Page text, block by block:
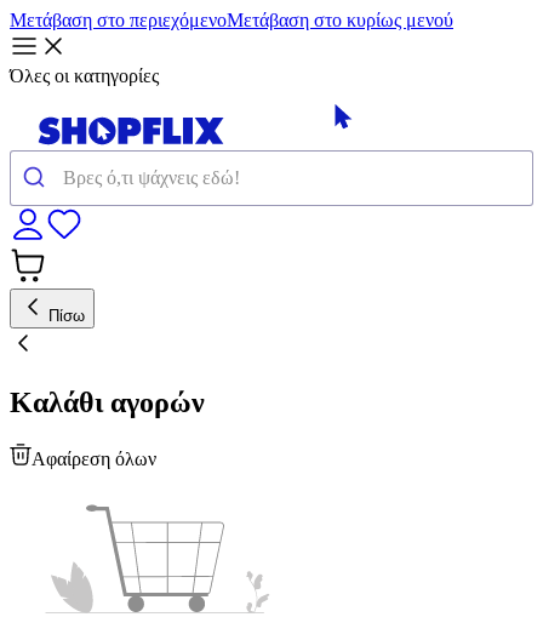
Μετάβαση στο περιεχόμενοΜετάβαση στο κυρίως μενού
Όλες οι κατηγορίες
Πίσω
Καλάθι αγορών
Αφαίρεση όλων